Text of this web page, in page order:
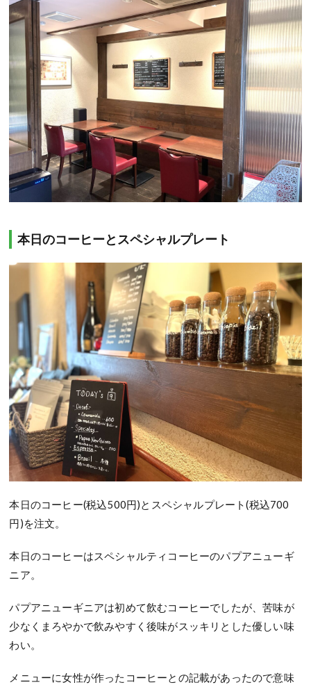
本日のコーヒーとスペシャルプレート
本日のコーヒー(税込500円)とスペシャルプレート(税込700
円)を注文。
本日のコーヒーはスペシャルティコーヒーのパプアニューギ
ニア。
パプアニューギニアは初めて飲むコーヒーでしたが、苦味が
少なくまろやかで飲みやすく後味がスッキリとした優しい味
わい。
メニューに女性が作ったコーヒーとの記載があったので意味